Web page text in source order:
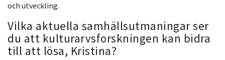
och utveckling.
Vilka aktuella samhällsutmaningar ser
du att kulturarvsforskningen kan bidra
till att lösa, Kristina?